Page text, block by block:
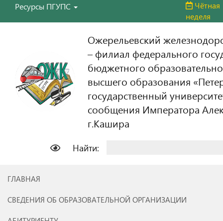
Ресурсы ПГУПС
Чётная
неделя
Ожерельевский
– филиал федерального
бюджетного
высшего образования
государственный
сообщения Императора
г.Кашира
Найти:
ГЛАВНАЯ
СВЕДЕНИЯ ОБ ОБРАЗОВАТЕЛЬНОЙ ОРГАНИЗАЦИИ